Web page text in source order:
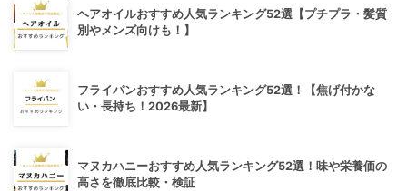
ヘアオイルおすすめ人気ランキング52選【プチプラ・髪質
別やメンズ向けも！】
フライパンおすすめ人気ランキング52選！【焦げ付かな
い・長持ち！2026最新】
マヌカハニーおすすめ人気ランキング52選！味や栄養価の
高さを徹底比較・検証